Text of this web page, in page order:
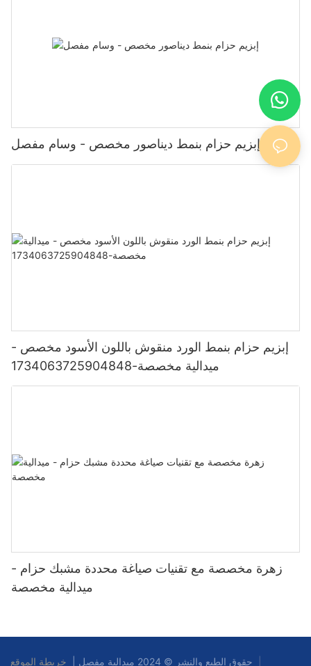
إبزيم حزام بنمط ديناصور مخصص - وسام مفصل
إبزيم حزام بنمط الورد منقوش باللون الأسود مخصص -
ميدالية مخصصة-1734063725904848
زهرة مخصصة مع تقنيات صياغة محددة مشبك حزام -
ميدالية مخصصة
حقوق الطبع والنشر © 2024 ميدالية مفصل |